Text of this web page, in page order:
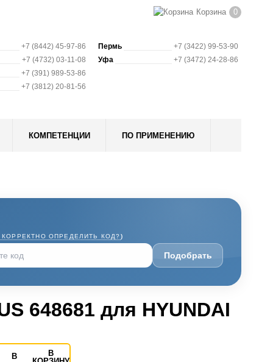
Корзина 0
+7 (8442) 45-97-86
+7 (4732) 03-11-08
+7 (391) 989-53-86
+7 (3812) 20-81-56
Пермь
+7 (3422) 99-53-90
Уфа
+7 (3472) 24-28-86
КОМПЕТЕНЦИИ ПО ПРИМЕНЕНИЮ
КОРРЕКТНО ОПРЕДЕЛИТЬ КОД? )
Подобрать
648681 для HYUNDAI
В